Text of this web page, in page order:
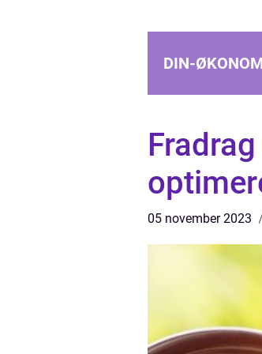
DIN-
05 november 2023